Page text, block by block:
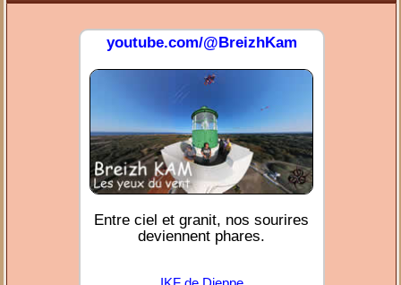
youtube.com/@BreizhKam
Entre ciel et granit, nos sourires
deviennent phares.